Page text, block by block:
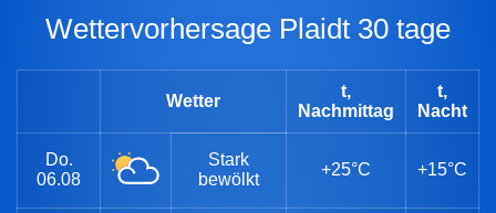
Wettervorhersage Plaidt 30 tage
Wetter
t,
Nachmittag
t,
Nacht
Do.
06.08
Stark
bewölkt
+25°C +15°C